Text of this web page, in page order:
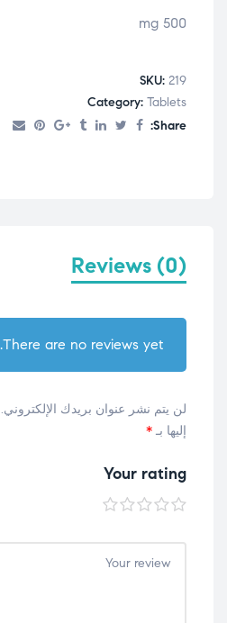
500 mg
SKU: 219
Category: Tablets
Share:
Reviews (0)
There are no reviews yet.
لن يتم نشر عنوان بريدك الإلكتروني.
إليها بـ *
Your rating
1
2
3
4
5